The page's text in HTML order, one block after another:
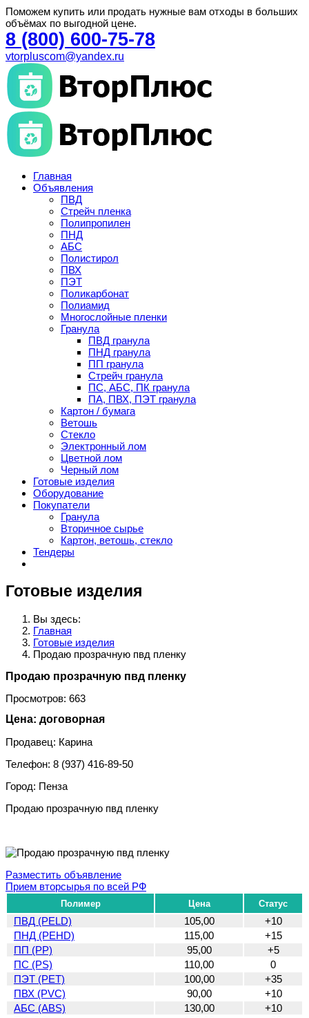
Поможем купить или продать нужные вам отходы в больших
объёмах по выгодной цене.
8 (800) 600-75-78
vtorpluscom@yandex.ru
Главная
Объявления
ПВД
Стрейч пленка
Полипропилен
ПНД
АБС
Полистирол
ПВХ
ПЭТ
Поликарбонат
Полиамид
Многослойные пленки
Гранула
ПВД гранула
ПНД гранула
ПП гранула
Стрейч гранула
ПС, АБС, ПК гранула
ПА, ПВХ, ПЭТ гранула
Картон / бумага
Ветошь
Стекло
Электронный лом
Цветной лом
Черный лом
Готовые изделия
Оборудование
Покупатели
Гранула
Вторичное сырье
Картон, ветошь, стекло
Тендеры
Готовые изделия
Вы здесь:
Главная
Готовые изделия
Продаю прозрачную пвд пленку
Продаю прозрачную пвд пленку
Просмотров: 663
Цена: договорная
Продавец: Карина
Телефон: 8 (937) 416-89-50
Город: Пенза
Продаю прозрачную пвд пленку
Разместить объявление
Прием вторсырья по всей РФ
Полимер Цена Статус
ПВД (PELD) 105,00
+10
ПНД (PEHD)
115,00
+15
ПП (PP)
95,00
+5
ПС (PS)
110,00
0
ПЭТ (PET)
100,00
+35
ПВХ (PVC)
90,00
+10
АБС (ABS)
130,00
+10